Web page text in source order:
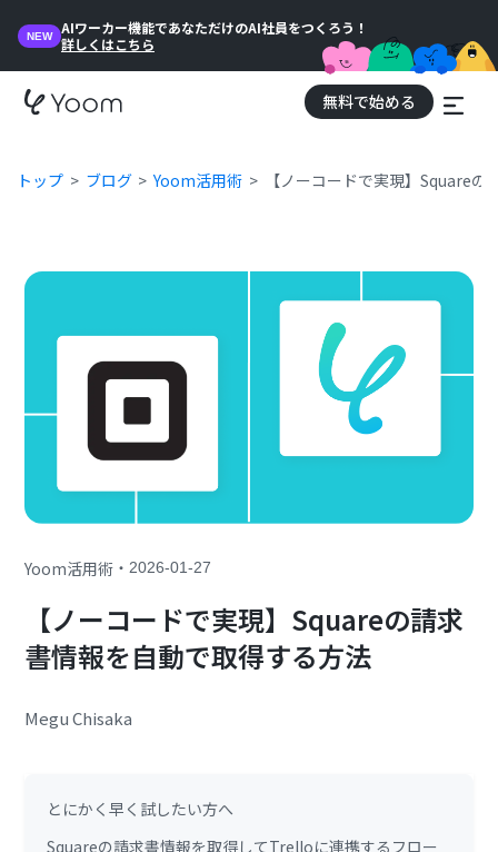
NEW
AIワーカー機能であなただけのAI社員をつくろう！
詳しくはこちら
無料で始める
トップ ブログ Yoom活用術 【ノーコードで実現】Square
Yoom活用術 ・2026-01-27
【ノーコードで実現】Squareの請求
書情報を自動で取得する方法
Megu Chisaka
とにかく早く試したい方へ
Squareの請求書情報を取得してTrelloに連携するフロー